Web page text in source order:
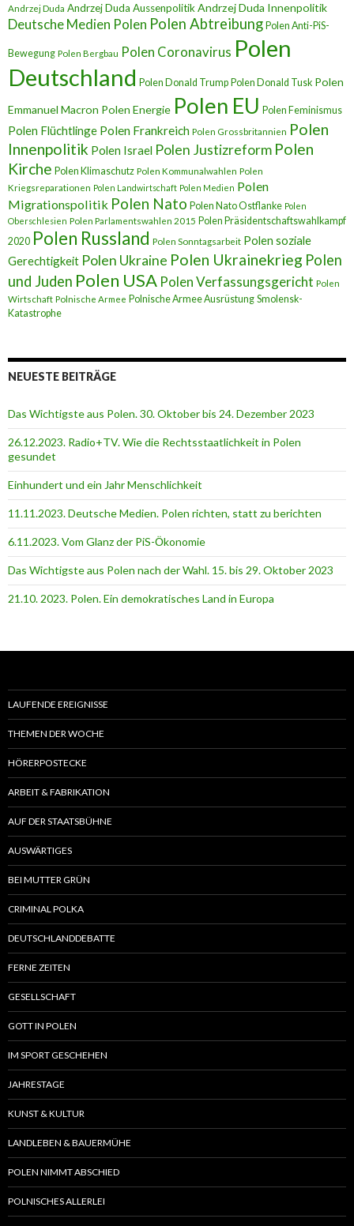
Andrzej Duda Andrzej Duda AussenpolitikAndrzej Duda Innenpolitik
Deutsche Medien Polen Polen Abtreibung Polen Anti-PiS-
Bewegung Polen Bergbau Polen Coronavirus Polen
Deutschland Polen Donald Trump Polen Donald Tusk Polen
Emmanuel Macron Polen Energie Polen EU Polen Feminismus
Polen Flüchtlinge Polen Frankreich Polen Grossbritannien Polen
Innenpolitik Polen Israel Polen Justizreform Polen
Kirche Polen Klimaschutz Polen Kommunalwahlen Polen
Kriegsreparationen Polen Landwirtschaft Polen Medien Polen
Migrationspolitik Polen Nato Polen Nato Ostflanke Polen
Oberschlesien Polen Parlamentswahlen 2015 Polen Präsidentschaftswahlkampf
2020 Polen Russland Polen Sonntagsarbeit Polen soziale
Gerechtigkeit Polen Ukraine Polen Ukrainekrieg Polen
und Juden Polen USA Polen Verfassungsgericht Polen
Wirtschaft Polnische Armee Polnische Armee Ausrüstung Smolensk-
Katastrophe
NEUESTE BEITRÄGE
Das Wichtigste aus Polen. 30. Oktober bis 24. Dezember 2023
26.12.2023. Radio+TV. Wie die Rechtsstaatlichkeit in Polen
gesundet
Einhundert und ein Jahr Menschlichkeit
11.11.2023. Deutsche Medien. Polen richten, statt zu berichten
6.11.2023. Vom Glanz der PiS-Ӧkonomie
Das Wichtigste aus Polen nach der Wahl. 15. bis 29. Oktober 2023
21.10. 2023. Polen. Ein demokratisches Land in Europa
LAUFENDE EREIGNISSE
THEMEN DER WOCHE
HÖRERPOSTECKE
ARBEIT & FABRIKATION
AUF DER STAATSBÜHNE
AUSWÄRTIGES
BEI MUTTER GRÜN
CRIMINAL POLKA
DEUTSCHLANDDEBATTE
FERNE ZEITEN
GESELLSCHAFT
GOTT IN POLEN
IM SPORT GESCHEHEN
JAHRESTAGE
KUNST & KULTUR
LANDLEBEN & BAUERMÜHE
POLEN NIMMT ABSCHIED
POLNISCHES ALLERLEI